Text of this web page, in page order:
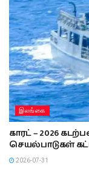
இலங்கை
காரட் – 2026
செயல்பாடுகள்
2026-07-31